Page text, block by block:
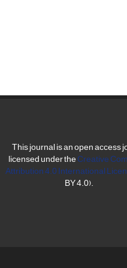
This journal is an open access
licensed under theCreative
Attribution 4.0 International
BY 4.0).